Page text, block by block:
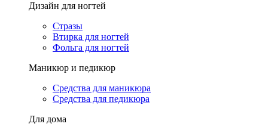
Дизайн для ногтей
Стразы
Втирка для ногтей
Фольга для ногтей
Маникюр и педикюр
Средства для маникюра
Средства для педикюра
Для дома